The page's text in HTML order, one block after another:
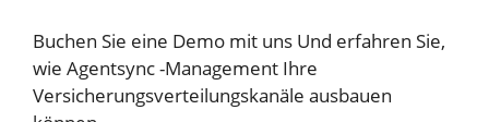
Buchen Sie eine Demo mit uns Und erfahren Sie,
wie Agentsync -Management Ihre
Versicherungsverteilungskanäle ausbauen